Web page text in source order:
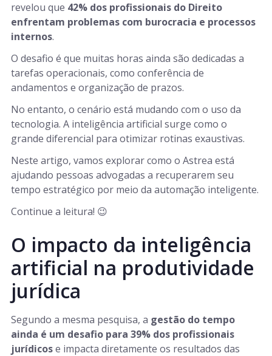
revelou que 42% dos profissionais do Direito
enfrentam problemas com burocracia e processos
internos.
O desafio é que muitas horas ainda são dedicadas a
tarefas operacionais, como conferência de
andamentos e organização de prazos.
No entanto, o cenário está mudando com o uso da
tecnologia. A inteligência artificial surge como o
grande diferencial para otimizar rotinas exaustivas.
Neste artigo, vamos explorar como o Astrea está
ajudando pessoas advogadas a recuperarem seu
tempo estratégico por meio da automação inteligente.
Continue a leitura! 😉
O impacto da inteligência
artificial na produtividade
jurídica
Segundo a mesma pesquisa, a gestão do tempo
ainda é um desafio para 39% dos profissionais
jurídicose impacta diretamente os resultados das